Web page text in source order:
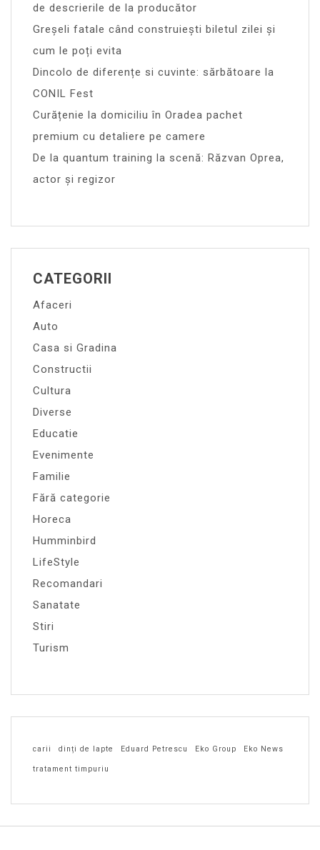
de descrierile de la producător
Greșeli fatale când construiești biletul zilei și
cum le poți evita
Dincolo de diferențe si cuvinte: sărbătoare la
CONIL Fest
Curățenie la domiciliu în Oradea pachet
premium cu detaliere pe camere
De la quantum training la scenă: Răzvan Oprea,
actor și regizor
CATEGORII
Afaceri
Auto
Casa si Gradina
Constructii
Cultura
Diverse
Educatie
Evenimente
Familie
Fără categorie
Horeca
Humminbird
LifeStyle
Recomandari
Sanatate
Stiri
Turism
carii dinți de lapte Eduard Petrescu Eko Group Eko News
tratament timpuriu